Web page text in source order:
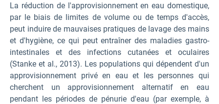
La réduction de l'approvisionnement en eau domestique,
par le biais de limites de volume ou de temps d'accès,
peut induire de mauvaises pratiques de lavage des mains
et d'hygiène, ce qui peut entraîner des maladies gastro-
intestinales et des infections cutanées et oculaires
(Stanke et al., 2013). Les populations qui dépendent d'un
approvisionnement privé en eau et les personnes qui
cherchent un approvisionnement alternatif en eau
pendant les périodes de pénurie d'eau (par exemple, à